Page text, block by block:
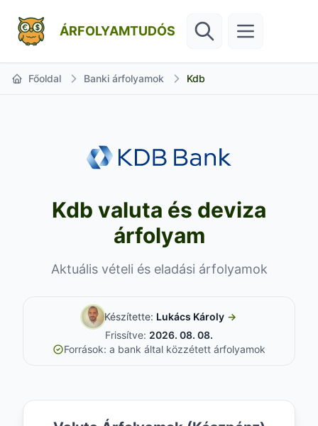
ÁRFOLYAMTUDÓS
Főoldal Banki árfolyamok Kdb
Kdb valuta és deviza
árfolyam
Aktuális vételi és eladási árfolyamok
Készítette: Lukács Károly →
Frissítve: 2026. 08. 08.
Források: a bank által közzétett árfolyamok